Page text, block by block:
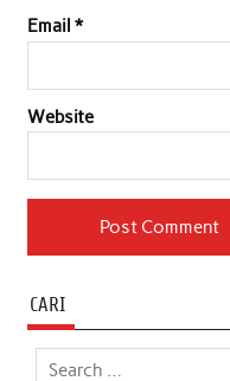
Email *
Website
CARI